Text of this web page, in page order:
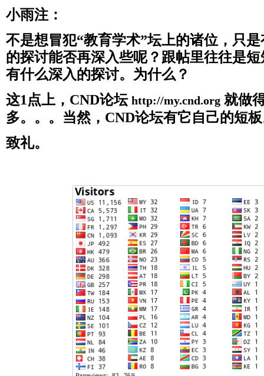
小雨注：
不是想冒犯“教育学术”坛上的诸位，只
的探讨能否再深入些呢？跟帖里往往是
有什么深入的探讨。为什么？
这1点上，CND论坛 http://my.cnd.org 就做
多。。。当然，CND论坛有它自己的短
致礼。